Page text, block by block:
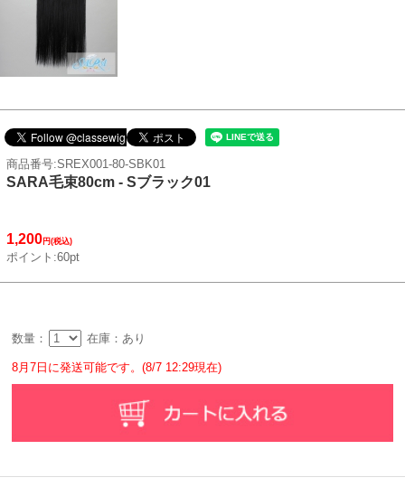
商品番号:SREX001-80-SBK01
SARA毛束80cm - Sブラック01
1,200円(税込)
ポイント:60pt
数量： 在庫：あり
8月7日に発送可能です。(8/7 12:29現在)